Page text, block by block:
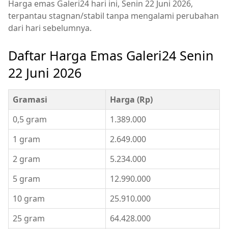
Harga emas Galeri24 hari ini, Senin 22 Juni 2026,
terpantau stagnan/stabil tanpa mengalami perubahan
dari hari sebelumnya.
Daftar Harga Emas Galeri24 Senin
22 Juni 2026
Gramasi
Harga (Rp)
0,5 gram
1.389.000
1 gram
2.649.000
2 gram
5.234.000
5 gram
12.990.000
10 gram
25.910.000
25 gram
64.428.000